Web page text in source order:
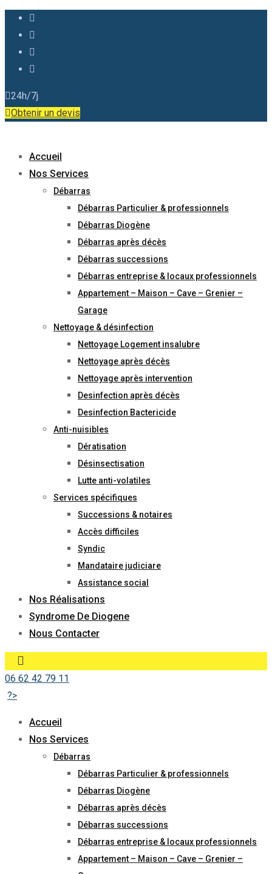
24h/7j
Obtenir un devis
Accueil
Nos Services
Débarras
Débarras Particulier & professionnels
Débarras Diogène
Débarras après décès
Débarras successions
Débarras entreprise & locaux professionnels
Appartement – Maison – Cave – Grenier –
Garage
Nettoyage & désinfection
Nettoyage Logement insalubre
Nettoyage après décès
Nettoyage après intervention
Desinfection après décès
Desinfection Bactericide
Anti-nuisibles
Dératisation
Désinsectisation
Lutte anti-volatiles
Services spécifiques
Successions & notaires
Accès difficiles
Syndic
Mandataire judiciare
Assistance social
Nos Réalisations
Syndrome De Diogene
Nous Contacter
06 62 42 79 11
?>
Accueil
Nos Services
Débarras
Débarras Particulier & professionnels
Débarras Diogène
Débarras après décès
Débarras successions
Débarras entreprise & locaux professionnels
Appartement – Maison – Cave – Grenier –